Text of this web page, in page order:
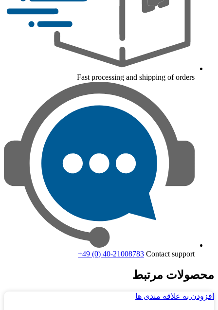
Fast processing and shipping of orders
Contact support
+49 (0) 40-21008783
محصولات مرتبط
افزودن به علاقه مندی ها